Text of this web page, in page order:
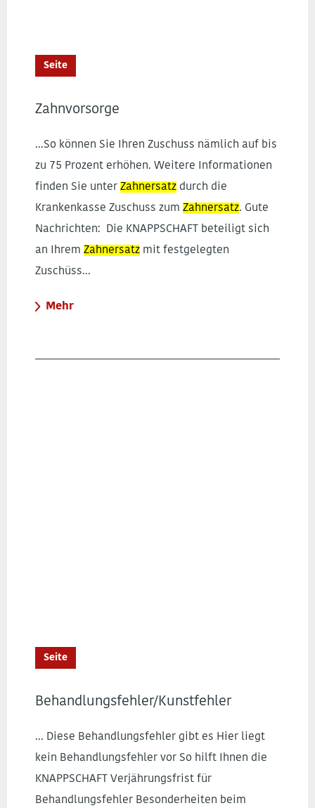
Seite
Zahnvorsorge
...So können Sie Ihren Zuschuss nämlich auf bis
zu 75 Prozent erhöhen. Weitere Informationen
finden Sie unter Zahnersatz durch die
Krankenkasse Zuschuss zum Zahnersatz. Gute
Nachrichten: Die KNAPPSCHAFT beteiligt sich
an Ihrem Zahnersatz mit festgelegten
Zuschüss...
Mehr
Seite
Behandlungsfehler/Kunstfehler
... Diese Behandlungsfehler gibt es Hier liegt
kein Behandlungsfehler vor So hilft Ihnen die
KNAPPSCHAFT Verjährungsfrist für
Behandlungsfehler Besonderheiten beim